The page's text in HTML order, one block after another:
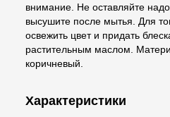
внимание. Не оставляйте
высушите после мытья. Для
освежить цвет и придать
растительным маслом.
коричневый.
Характеристики